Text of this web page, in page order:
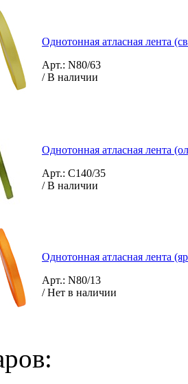
Однотонная атласная лента
Арт.: N80/63
/ В наличии
Однотонная атласная лента
Арт.: C140/35
/ В наличии
Однотонная атласная лента
Арт.: N80/13
/ Нет в наличии